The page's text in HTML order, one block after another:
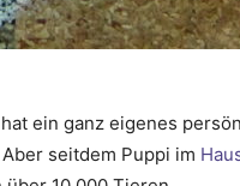
ein ganz eigenes
seitdem Puppi im